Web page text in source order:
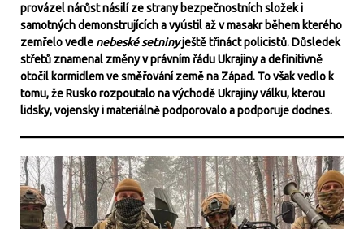
provázel nárůst násilí ze strany bezpečnostních složek i
samotných demonstrujících a vyústil až v masakr během kterého
zemřelo vedle nebeské setninyještě třináct policistů. Důsledek
střetů znamenal změny v právním řádu Ukrajiny a definitivně
otočil kormidlem ve směřování země na Západ. To však vedlo k
tomu, že Rusko rozpoutalo na východě Ukrajiny válku, kterou
lidsky, vojensky i materiálně podporovalo a podporuje dodnes.